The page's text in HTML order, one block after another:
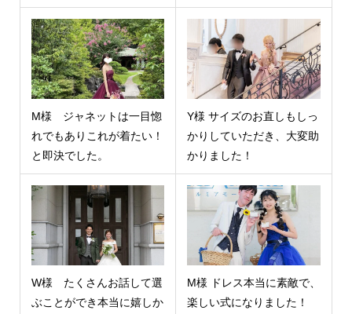
M様 ジャネットは一目惚
れでもありこれが着たい！
と即決でした。
Y様 サイズのお直しもしっ
かりしていただき、大変助
かりました！
W様 たくさんお話して選
ぶことができ本当に嬉しか
M様 ドレス本当に素敵で、
楽しい式になりました！